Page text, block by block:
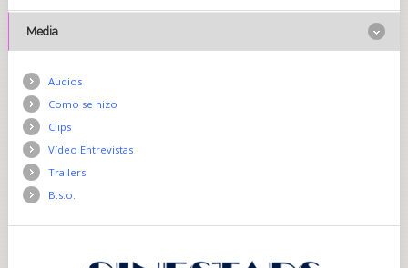
Media
Audios
Como se hizo
Clips
Vídeo Entrevistas
Trailers
B.s.o.